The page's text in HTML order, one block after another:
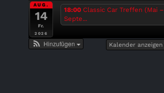
AUG.
14
Fr.
2026
18:00 Classic Car Treffen (Mai –
Septe...
Kalender anzeigen
Hinzufügen